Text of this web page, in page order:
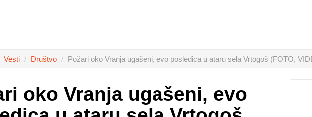
Vesti Društvo Požari oko Vranja ugašeni, evo posledica u ataru sela Vrtogoš (FOTO,
oko Vranja ugašeni, evo